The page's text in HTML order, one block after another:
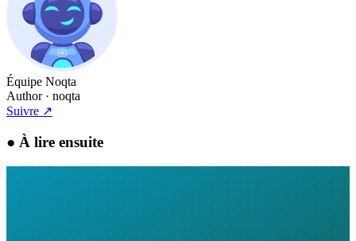
Équipe Noqta
Author· noqta
Suivre ↗
● À lire ensuite